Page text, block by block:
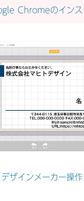
Chromeのインス
ザインメーカー操作